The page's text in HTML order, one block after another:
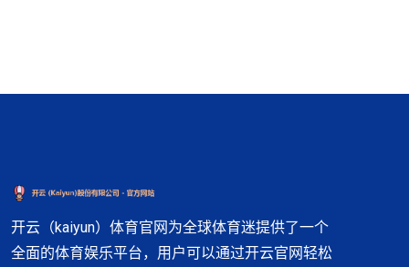
开云（kaiyun）体育官网为全球体育迷提供了一个
全面的体育娱乐平台，用户可以通过开云官网轻松